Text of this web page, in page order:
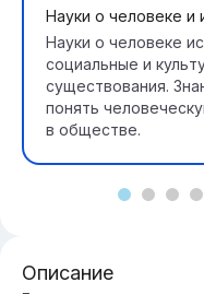
Науки о человеке и
Науки о человеке
социальные и
существования.
понять
в обществе.
Описание